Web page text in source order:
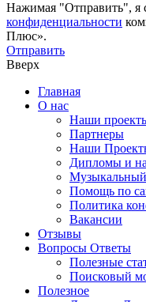
Нажимая "Отправить", я
конфиденциальности
Плюс».
Отправить
Вверх
Главная
О нас
Наши
Партнеры
Наши
Дипломы и
Помощь по
Политика
Вакансии
Отзывы
Вопросы Ответы
Полезные
Поисковый
Полезное